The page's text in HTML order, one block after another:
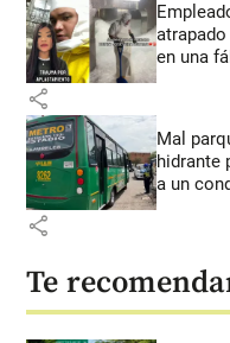
en una
share
Mal
hidrante
a un
share
Te